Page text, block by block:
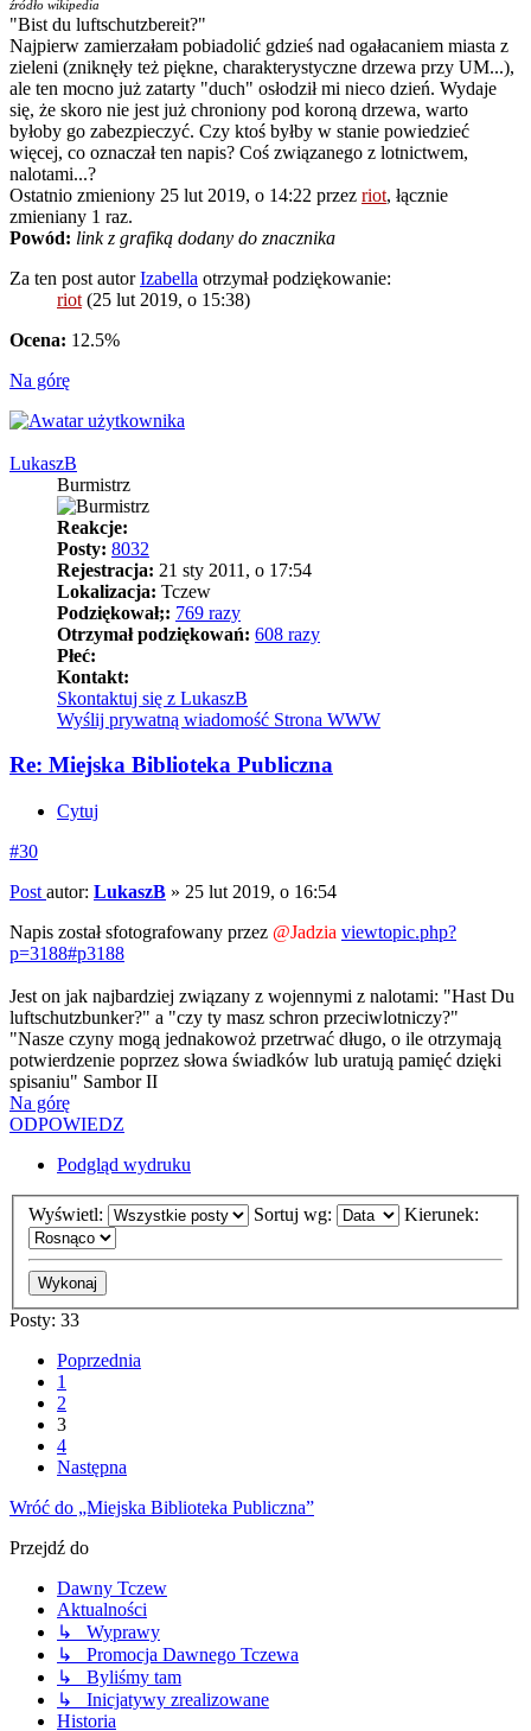
źródło wikipedia
"Bist du luftschutzbereit?"
Najpierw zamierzałam pobiadolić gdzieś nad ogałacaniem miasta z
zieleni (zniknęły też piękne, charakterystyczne drzewa przy UM...),
ale ten mocno już zatarty "duch" osłodził mi nieco dzień. Wydaje
się, że skoro nie jest już chroniony pod koroną drzewa, warto
byłoby go zabezpieczyć. Czy ktoś byłby w stanie powiedzieć
więcej, co oznaczał ten napis? Coś związanego z lotnictwem,
nalotami...?
Ostatnio zmieniony 25 lut 2019, o 14:22 przez riot, łącznie
zmieniany 1 raz.
Powód: link z grafiką dodany do znacznika
Za ten post autorIzabella otrzymał podziękowanie:
riot (25 lut 2019, o 15:38)
Ocena: 12.5%
Na górę
LukaszB
Burmistrz
Reakcje:
Posty: 8032
Rejestracja: 21 sty 2011, o 17:54
Lokalizacja: Tczew
Podziękował;: 769 razy
Otrzymał podziękowań: 608 razy
Płeć:
Kontakt:
Skontaktuj się z LukaszB
Wyślij prywatną wiadomość Strona WWW
Re: Miejska Biblioteka Publiczna
Cytuj
#30
Post autor: LukaszB » 25 lut 2019, o 16:54
Napis został sfotografowany przez @Jadzia viewtopic.php?
p=3188#p3188
Jest on jak najbardziej związany z wojennymi z nalotami: "Hast Du
luftschutzbunker?" a "czy ty masz schron przeciwlotniczy?"
"Nasze czyny mogą jednakowoż przetrwać długo, o ile otrzymają
potwierdzenie poprzez słowa świadków lub uratują pamięć dzięki
spisaniu" Sambor II
Na górę
ODPOWIEDZ
Podgląd wydruku
Wyświetl: Sortuj wg: Kierunek:
Posty: 33
Poprzednia
1
2
3
4
Następna
Wróć do „Miejska Biblioteka Publiczna”
Przejdź do
Dawny Tczew
Aktualności
↳ Wyprawy
↳ Promocja Dawnego Tczewa
↳ Byliśmy tam
↳ Inicjatywy zrealizowane
Historia